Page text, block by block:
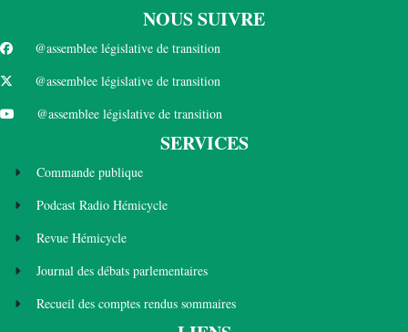
NOUS SUIVRE
@assemblee législative de transition
@assemblee législative de transition
@assemblee législative de transition
SERVICES
Commande publique
Podcast Radio Hémicycle
Revue Hémicycle
Journal des débats parlementaires
Recueil des comptes rendus sommaires